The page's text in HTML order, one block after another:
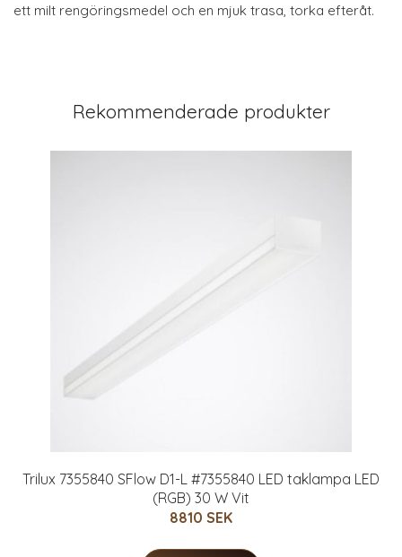
ett milt rengöringsmedel och en mjuk trasa, torka efteråt.
Rekommenderade produkter
Trilux 7355840 SFlow D1-L #7355840 LED taklampa LED
(RGB) 30 W Vit
8810 SEK